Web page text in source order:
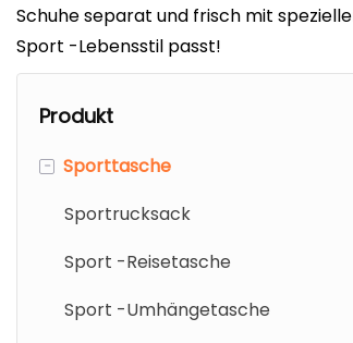
Schuhe separat und frisch mit
Sport -Lebensstil passt!
Produkt
- Sporttasche
Sportrucksack
Sport -Reisetasche
Sport -Umhängetasche